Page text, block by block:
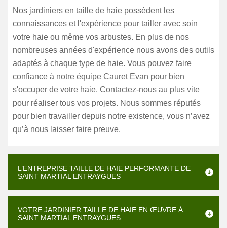
Nos jardiniers en taille de haie possèdent les
connaissances et l'expérience pour tailler avec soin
votre haie ou même vos arbustes. En plus de nos
nombreuses années d'expérience nous avons des outils
adaptés à chaque type de haie. Vous pouvez faire
confiance à notre équipe Cauret Evan pour bien
s'occuper de votre haie. Contactez-nous au plus vite
pour réaliser tous vos projets. Nous sommes réputés
pour bien travailler depuis notre existence, vous n’avez
qu’à nous laisser faire preuve.
L’ENTREPRISE TAILLE DE HAIE PERFORMANTE DE
SAINT MARTIAL ENTRAYGUES
VOTRE JARDINIER TAILLE DE HAIE EN ŒUVRE À
SAINT MARTIAL ENTRAYGUES